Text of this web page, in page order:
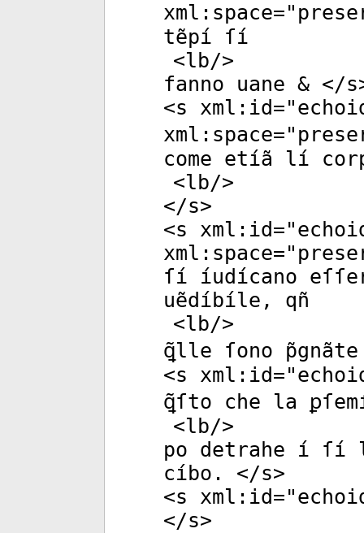
xml:space="
tẽpí ſí
<lb/>
fanno uane & </s
<s xml:id="
xml:space="
come etíã lí
<lb/>
</s>
<s xml:id="
xml:space="
ſí íudícano
uẽdíbíle, qñ
<lb/>
ꝗ̃lle ſono
<s xml:id="
ꝗ̃ſto che la
<lb/>
po detrahe í ſí
cíbo. </s>
<s xml:id="
</s>